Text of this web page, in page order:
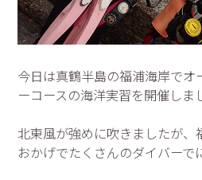
今日は真鶴半島の福浦海岸でオ
ーコースの海洋実習を開催しま
北東風が強めに吹きましたが、
おかげでたくさんのダイバーで